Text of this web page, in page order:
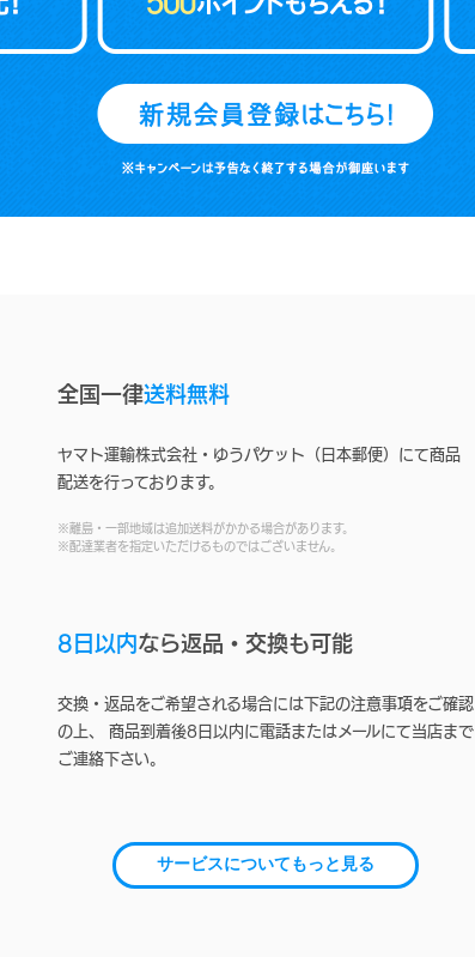
全国一律送料無料
ヤマト運輸株式会社・ゆうパケット（日本郵便）にて商品
配送を行っております。
※離島・一部地域は追加送料がかかる場合があります。
※配達業者を指定いただけるものではございません。
8日以内なら返品・交換も可能
交換・返品をご希望される場合には下記の注意事項をご確認
の上、 商品到着後8日以内に電話またはメールにて当店まで
ご連絡下さい。
サービスについてもっと見る